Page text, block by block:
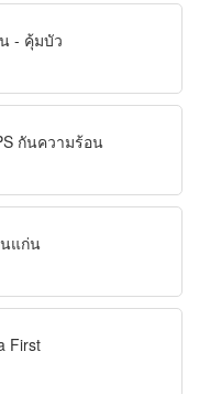
- คุ้มบัว
กันความร้อน
แก่น
First